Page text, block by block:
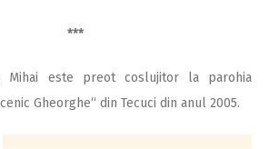
***
Mihai este preot coslujitor la parohia
Gheorghe“ din Tecuci din anul 2005.